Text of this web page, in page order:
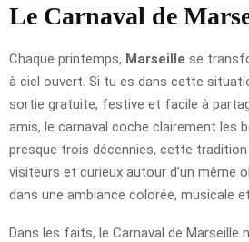
Le Carnaval de
Chaque printemps, Marseille se
à ciel ouvert. Si tu es dans cette
sortie gratuite, festive et facile à
amis, le carnaval coche clairement les
presque trois décennies, cette
visiteurs et curieux autour d’un même
dans une ambiance colorée, musicale
Dans les faits, le Carnaval de Marseille